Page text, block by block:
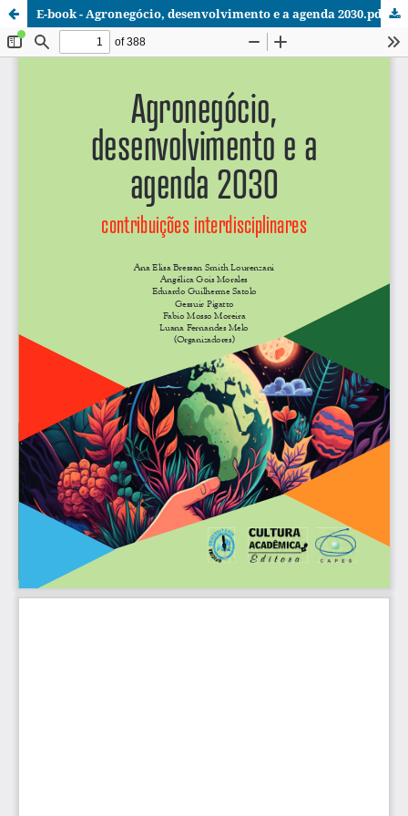
E-book - Agronegócio, desenvolvimento e a agenda 2030.pdf